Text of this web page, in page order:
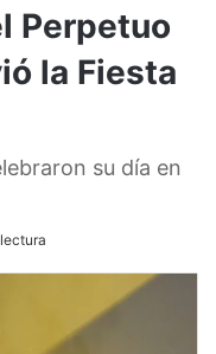
Perpetuo
la Fiesta
su día en